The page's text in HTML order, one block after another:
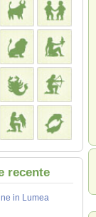
recente
in Lumea